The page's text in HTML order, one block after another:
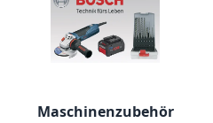
Maschinenzubehör